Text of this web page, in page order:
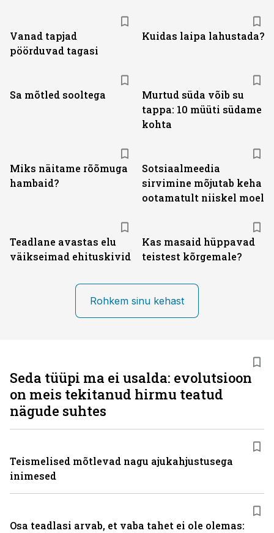
Vanad tapjad
pöörduvad tagasi
Kuidas laipa lahustada?
Sa mõtled sooltega
Murtud süda võib su
tappa: 10 müüti südame
kohta
Miks näitame rõõmuga
hambaid?
Sotsiaalmeedia
sirvimine mõjutab keha
ootamatult niiskel moel
Teadlane avastas elu
väikseimad ehituskivid
Kas masaid hüppavad
teistest kõrgemale?
Rohkem sinu kehast
Seda tüüpi ma ei usalda: evolutsioon
on meis tekitanud hirmu teatud
nägude suhtes
Teismelised mõtlevad nagu ajukahjustusega
inimesed
Osa teadlasi arvab, et vaba tahet ei ole olemas: